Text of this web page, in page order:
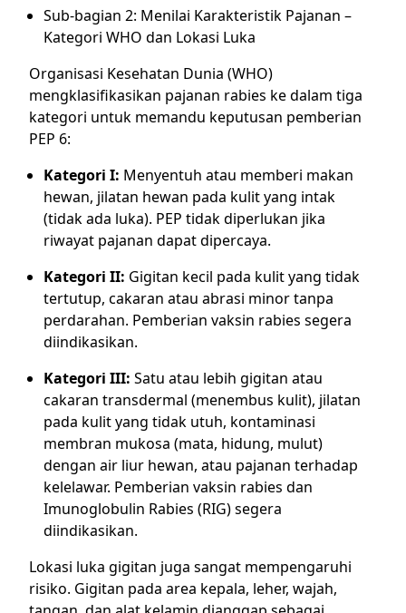
Sub-bagian 2: Menilai Karakteristik Pajanan –
Kategori WHO dan Lokasi Luka
Organisasi Kesehatan Dunia (WHO)
mengklasifikasikan pajanan rabies ke dalam tiga
kategori untuk memandu keputusan pemberian
PEP 6:
Kategori I: Menyentuh atau memberi makan
hewan, jilatan hewan pada kulit yang intak
(tidak ada luka). PEP tidak diperlukan jika
riwayat pajanan dapat dipercaya.
Kategori II: Gigitan kecil pada kulit yang tidak
tertutup, cakaran atau abrasi minor tanpa
perdarahan. Pemberian vaksin rabies segera
diindikasikan.
Kategori III: Satu atau lebih gigitan atau
cakaran transdermal (menembus kulit), jilatan
pada kulit yang tidak utuh, kontaminasi
membran mukosa (mata, hidung, mulut)
dengan air liur hewan, atau pajanan terhadap
kelelawar. Pemberian vaksin rabies dan
Imunoglobulin Rabies (RIG) segera
diindikasikan.
Lokasi luka gigitan juga sangat mempengaruhi
risiko. Gigitan pada area kepala, leher, wajah,